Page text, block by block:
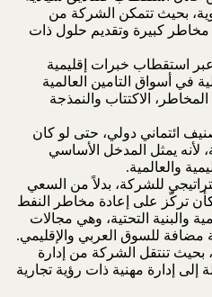
بحيث تتمكن الشركة من
مخاطر كبيرة وتقديم حلول ذات
عبر استقطاب خبرات إقليمية
في أسواق التامين العالمية
الاكتتاب والنمذجة
ائتماني دولي، حتى لو كان
لأنه يمثل المدخل الأساسي
والعالمية.
للشركة، بدلاً من السعي
كأن تركّز على إعادة مخاطر النفط
والبنية التحتية، وهي مجالات
مضافة للسوق العربي والإقليمي.
بحيث تنتقل الشركة من إدارة
إلى إدارة مهنية ذات رؤية تجارية